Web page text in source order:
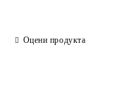
Оцени продукта